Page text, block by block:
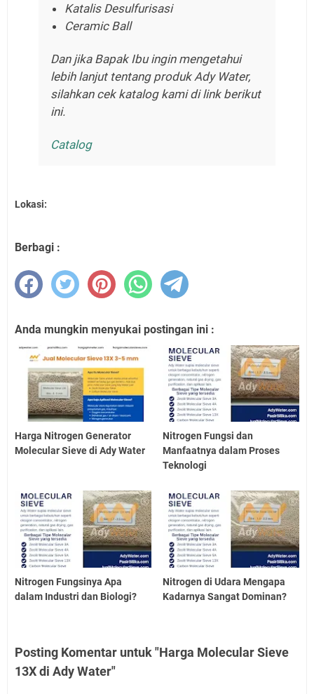
Katalis Desulfurisasi
Ceramic Ball
Dan jika Bapak Ibu ingin mengetahui
lebih lanjut tentang produk Ady Water,
silahkan cek katalog kami di link berikut
ini.
Catalog
Lokasi:
Berbagi :
Anda mungkin menyukai postingan ini :
Harga Nitrogen Generator
Molecular Sieve di Ady Water
Nitrogen Fungsi dan
Manfaatnya dalam Proses
Teknologi
Nitrogen Fungsinya Apa
dalam Industri dan Biologi?
Nitrogen di Udara Mengapa
Kadarnya Sangat Dominan?
Posting Komentar untuk "Harga Molecular Sieve
13X di Ady Water"